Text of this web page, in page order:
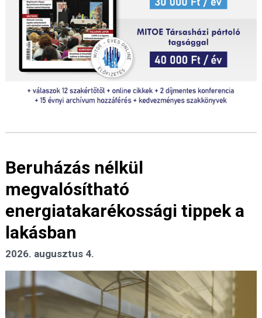
Beruházás nélkül
megvalósítható
energiatakarékossági tippek a
lakásban
2026. augusztus 4.